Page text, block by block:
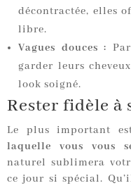
décontractée, elles
libre.
Vagues douces :
garder leurs
look soigné.
Rester fidèle à
Le plus important
laquelle vous vous
naturel sublimera
ce jour si spécial.